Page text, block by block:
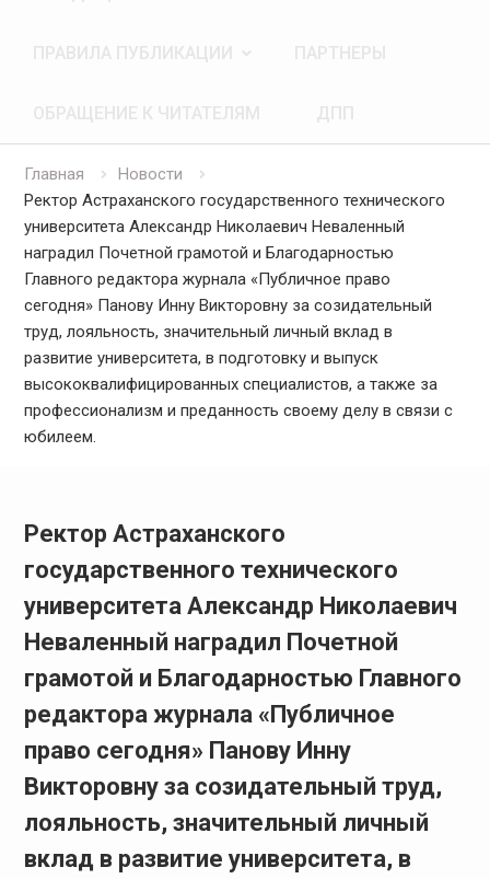
Главная
Новости
Ректор Астраханского государственного технического
университета Александр Николаевич Неваленный
наградил Почетной грамотой и Благодарностью
Главного редактора журнала «Публичное право
сегодня» Панову Инну Викторовну за созидательный
труд, лояльность, значительный личный вклад в
развитие университета, в подготовку и выпуск
высококвалифицированных специалистов, а также за
профессионализм и преданность своему делу в связи с
юбилеем.
Ректор Астраханского
государственного технического
университета Александр Николаевич
Неваленный наградил Почетной
грамотой и Благодарностью Главного
редактора журнала «Публичное
право сегодня» Панову Инну
Викторовну за созидательный труд,
лояльность, значительный личный
вклад в развитие университета, в